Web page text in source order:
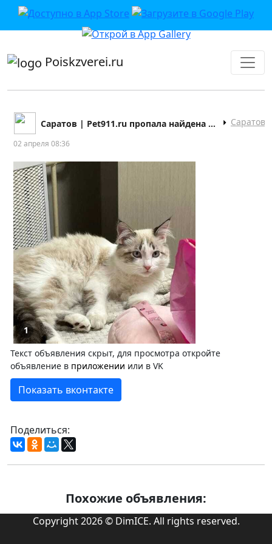
приложении или в VK">
Poiskzverei.ru
Саратов | Pet911.ru пропала найдена собака кошка Саратов
02 апреля 08:36
1
Текст объявления скрыт, для просмотра откройте
объявление в приложении или в VK
Показать вконтакте
Поделиться:
Похожие объявления:
Copyright 2026 © DimICE. All rights reserved.